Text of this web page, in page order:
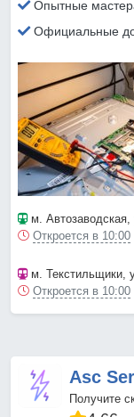
Опытные
Официальные
м. Автозаводская,
Откроется в 10:00
м. Текстильщики,
Откроется в 10:00
Asc
Получите